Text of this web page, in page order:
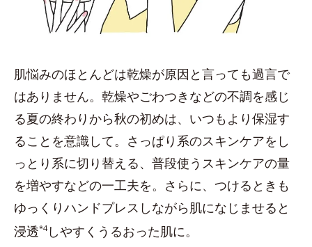
肌悩みのほとんどは乾燥が原因と言っても過言で
はありません。乾燥やごわつきなどの不調を感じ
る夏の終わりから秋の初めは、いつもより保湿す
ることを意識して。さっぱり系のスキンケアをし
っとり系に切り替える、普段使うスキンケアの量
を増やすなどの一工夫を。さらに、つけるときも
ゆっくりハンドプレスしながら肌になじませると
浸透*4しやすくうるおった肌に。